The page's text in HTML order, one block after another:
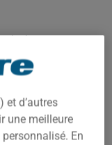
de données
ou
personnalisé.
véhicule BMW
comparer les
et d’autres
une meilleure
En